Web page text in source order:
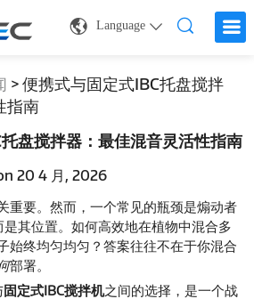
Language
>便携式与固定式IBC托盘搅拌
指南
盘搅拌器：最佳混音灵活性指南
20 4 月, 2026
重要。然而，一个常见的瓶颈是煽动者
其位置。如何高效地在植物中混合多
始终均匀均匀？答案往往不在于你混合
部署。
固定式IBC搅拌机之间的选择，是一个战